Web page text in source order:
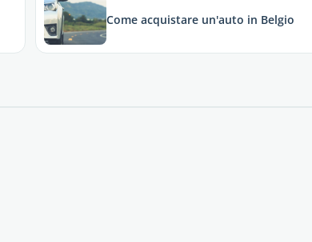
Come acquistare un'auto in Belgio